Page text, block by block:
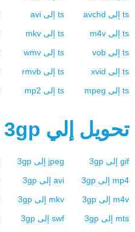
ts إلى avchd
ts إلى avi
ts إلى m4v
ts إلى mkv
ts إلى vob
ts إلى wmv
ts إلى xvid
ts إلى rmvb
ts إلى mpeg
ts إلى mp2
تحويل إلي 3gp
gif إلى 3gp
jpeg إلى 3gp
mp4 إلى 3gp
avi إلى 3gp
m4v إلى 3gp
mkv إلى 3gp
mts إلى 3gp
swf إلى 3gp